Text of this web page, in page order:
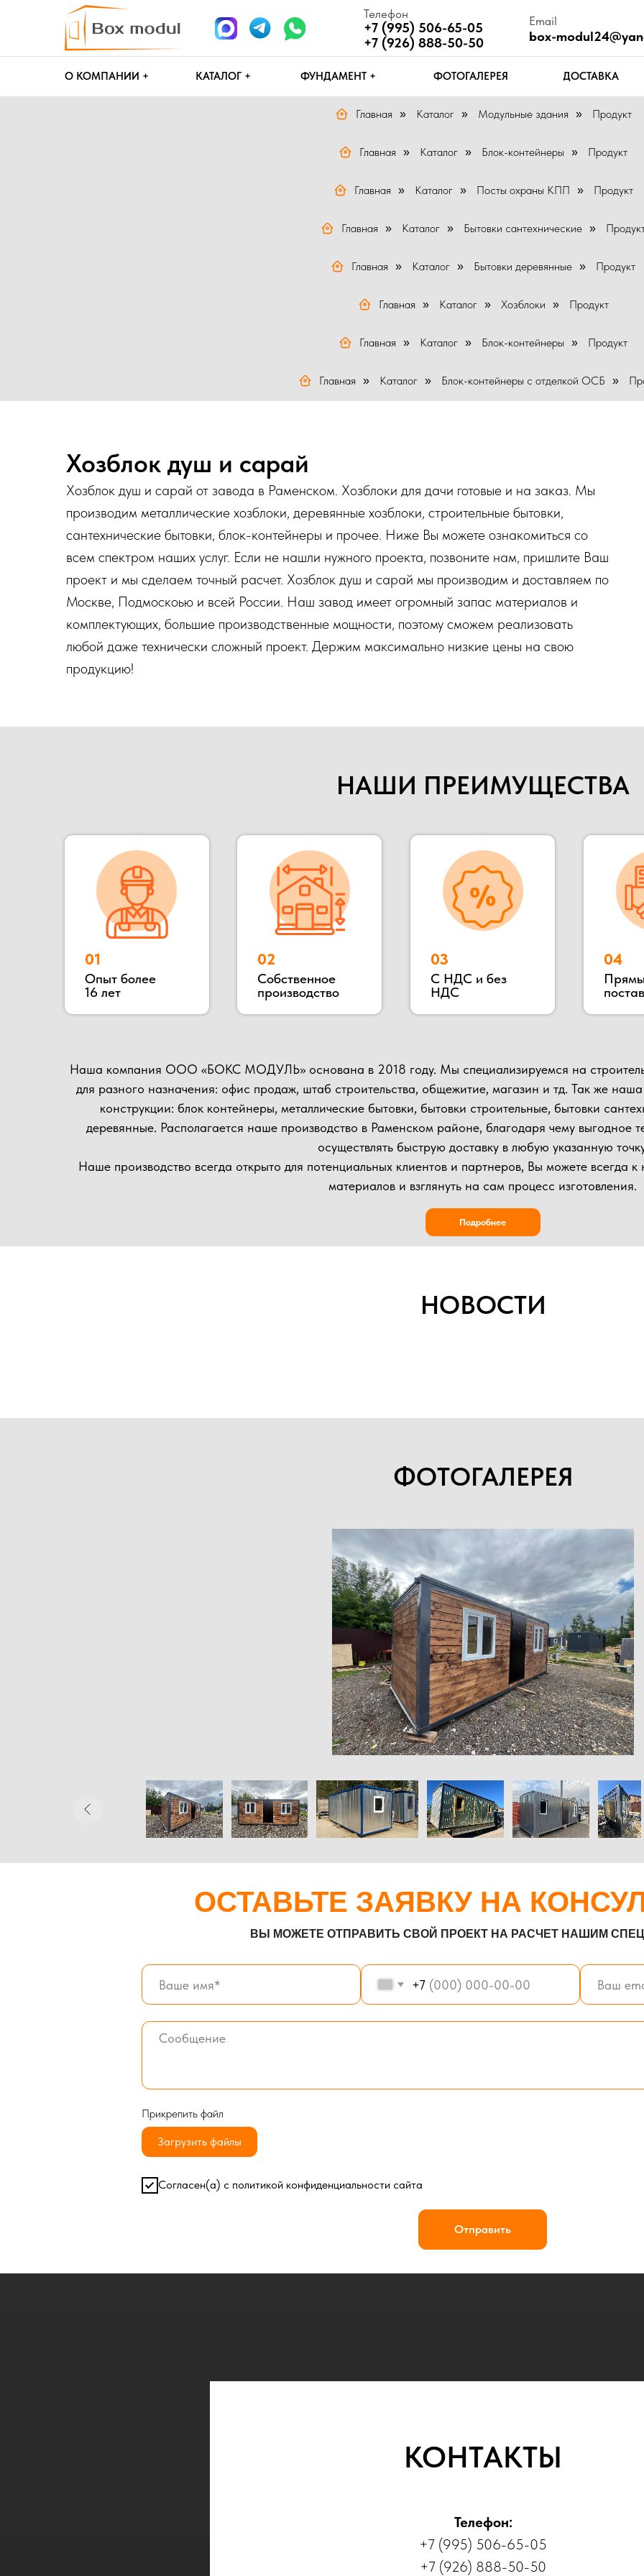
Телефон
+7 (995) 506-65-05
+7 (926) 888-50-50
box-modul24@yandex.ru
Главная » Каталог » Модульные здания » Продукт
Главная » Каталог » Блок-контейнеры » Продукт
Главная » Каталог » Посты охраны КПП » Продукт
Главная » Каталог » Бытовки сантехнические »
Главная » Каталог » Бытовки деревянные » Продукт
Главная » Каталог » Хозблоки » Продукт
Главная » Каталог » Блок-контейнеры » Продукт
Главная » Каталог » Блок-контейнеры с отделкой ОСБ »
Хозблок душ и сарай
Хозблок душ и сарай от завода в Раменском. Хозблоки для дачи готовые и на заказ. Мы
производим металлические хозблоки, деревянные хозблоки, строительные бытовки,
сантехнические бытовки, блок-контейнеры и прочее. Ниже Вы можете ознакомиться со
всем спектром наших услуг. Если не нашли нужного проекта, позвоните нам, пришлите Ваш
проект и мы сделаем точный расчет. Хозблок душ и сарай мы производим и доставляем по
Москве, Подмоскоью и всей России. Наш завод имеет огромный запас материалов и
комплектующих, большие производственные мощности, поэтому сможем реализовать
любой даже технически сложный проект. Держим максимально низкие цены на свою
продукцию!
НАШИ ПРЕИМУЩЕСТВА
Опыт более
16 лет
Собственное
производство
С НДС и без
Наша компания ООО «БОКС МОДУЛЬ» основана в 2018 году. Мы специализируемся на строительстве
для разного назначения: офис продаж, штаб строительства, общежитие, магазин и тд. Так же наша компания
конструкции: блок контейнеры, металлические бытовки, бытовки строительные, бытовки сантехнические,
деревянные. Располагается наше производство в Раменском районе, благодаря чему выгодное
Подробнее
НОВОСТИ
ФОТОГАЛЕРЕЯ
ОСТАВЬТЕ ЗАЯВКУ НА
ВЫ МОЖЕТЕ ОТПРАВИТЬ СВОЙ ПРОЕКТ НА РАСЧЕТ НАШИМ СПЕЦИАЛИСТАМ!
Загрузить файлы
Отправить
КОНТАКТЫ
Телефон:
+7 (995) 506-65-05
+7 (926) 888-50-50